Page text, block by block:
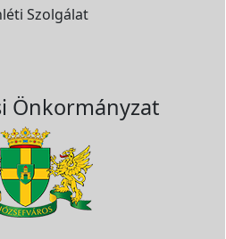
Szolgálat
Önkormányzat